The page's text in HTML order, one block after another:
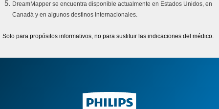
DreamMapper se encuentra disponible actualmente en Estados Unidos, en
Canadá y en algunos destinos internacionales.
Solo para propósitos informativos, no para sustituir las indicaciones del médico.